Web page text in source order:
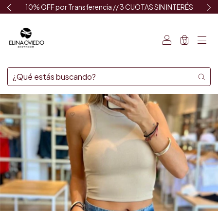
10% OFF por Transferencia // 3 CUOTAS SIN INTERÉS
0